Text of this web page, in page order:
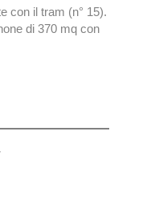
con il tram (n° 15).
di 370 mq con